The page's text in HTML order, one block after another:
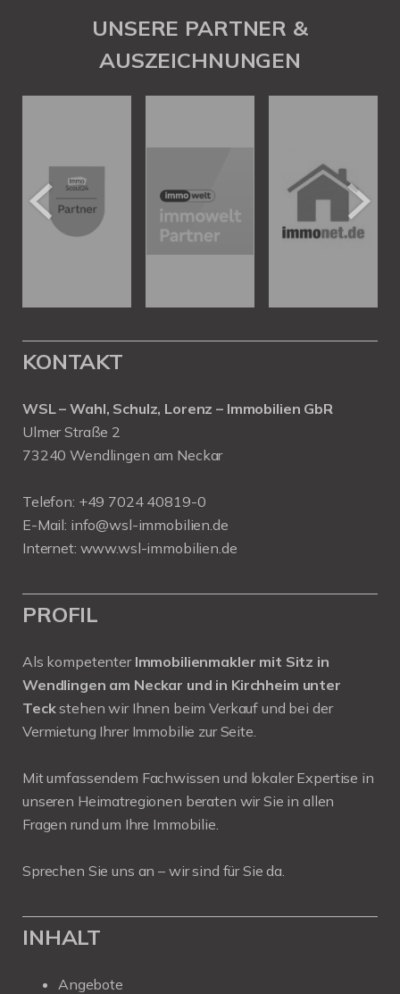
UNSERE PARTNER &
AUSZEICHNUNGEN
KONTAKT
WSL – Wahl, Schulz, Lorenz – Immobilien GbR
Ulmer Straße 2
73240 Wendlingen am Neckar
Telefon: +49 7024 40819-0
E-Mail: info@wsl-immobilien.de
Internet: www.wsl-immobilien.de
PROFIL
Als kompetenter Immobilienmakler mit Sitz in
Wendlingen am Neckar und in Kirchheim unter
Teckstehen wir Ihnen beim Verkauf und bei der
Vermietung Ihrer Immobilie zur Seite.
Mit umfassendem Fachwissen und lokaler Expertise in
unseren Heimatregionen beraten wir Sie in allen
Fragen rund um Ihre Immobilie.
Sprechen Sie uns an – wir sind für Sie da.
INHALT
Angebote